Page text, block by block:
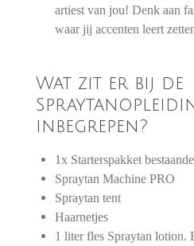
artiest van jou! Denk aan
waar jij accenten leert
Wat zit er bij de
inbegrepen?
1x Starterspakket
Spraytan Machine PRO
Spraytan tent
Haarnetjes
1 liter fles Spraytan lotion.